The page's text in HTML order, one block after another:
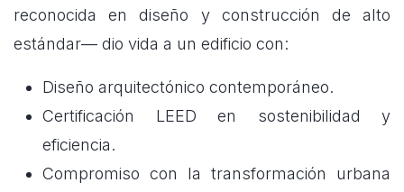
reconocida en diseño y construcción de alto
estándar— dio vida a un edificio con:
Diseño arquitectónico contemporáneo.
Certificación LEED en sostenibilidad y
eficiencia.
Compromiso con la transformación urbana